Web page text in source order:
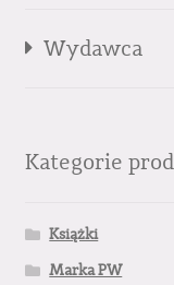
Wydawca
Kategorie
Książki
Marka PW